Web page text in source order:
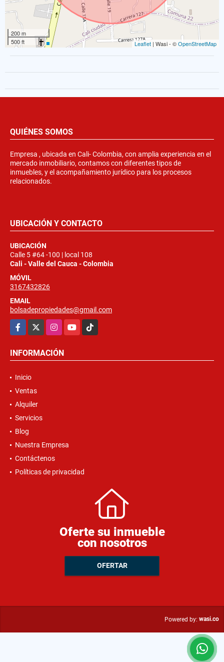
200 m
500 ft
Leaflet | Wasi - ©OpenStreetMap
QUIÉNES SOMOS
Empresa , ubicada en Cali- Colombia, con amplia experiencia en el
mercado inmobiliario, contamos con diferentes tipos de
inmuebles, y el acompañamiento jurídico para los procesos
relacionados.
UBICACIÓN Y CONTACTO
UBICACIÓN
Calle 5 #64 -100 | local 108
Cali - Valle del Cauca - Colombia
MÓVIL
3167432826
EMAIL
bolsadepropiedades@gmail.com
Facebook
InstagramYouTubeTikTok
INFORMACIÓN
Inicio
Ventas
Alquiler
Servicios
Blog
Nuestra Empresa
Contáctenos
Políticas de privacidad
Oferte su inmueble
con nosotros
OFERTAR
Powered by: wasi.co